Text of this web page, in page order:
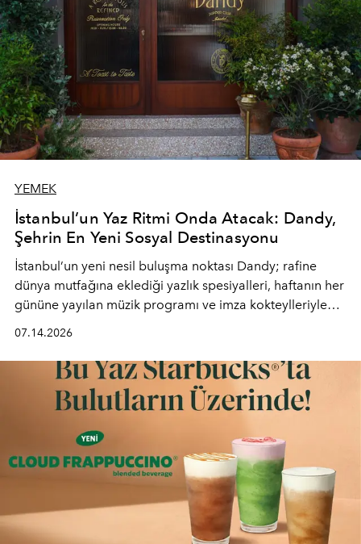
YEMEK
İstanbul’un Yaz Ritmi Onda Atacak: Dandy,
Şehrin En Yeni Sosyal Destinasyonu
İstanbul’un yeni nesil buluşma noktası Dandy; rafine
dünya mutfağına eklediği yazlık spesiyalleri, haftanın her
gününe yayılan müzik programı ve imza kokteylleriyle
lüks" anlayışıyla buluşturan mekan; gurme lezzetleri, iyi
müziği ve açık havadaki özel puro alanını tek bir çatı
altında sunuyor.
07.14.2026